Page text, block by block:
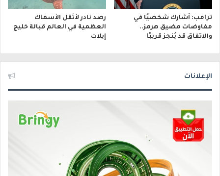
ترامب: أشارك شخصيًا في
مفاوضات مضيق هرمز..
والاتفاق قد يُنجز قريبًا
رصد نادر لأثقل الأسماك
العظمية في العالم قبالة خليج
إيلات
الإعلانات